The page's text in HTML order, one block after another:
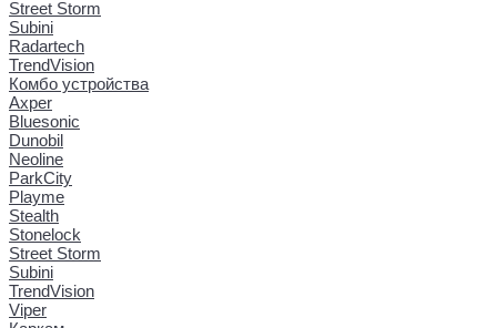
Street Storm
Subini
Radartech
TrendVision
Комбо устройства
Axper
Bluesonic
Dunobil
Neoline
ParkCity
Playme
Stealth
Stonelock
Street Storm
Subini
TrendVision
Viper